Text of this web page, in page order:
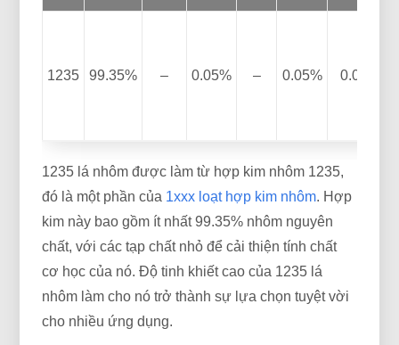
1235 99.35% – 0.05% – 0.05%
0.05%
1235 lá nhôm được làm từ hợp kim nhôm 1235,
đó là một phần của 1xxx loạt hợp kim nhôm. Hợp
kim này bao gồm ít nhất 99.35% nhôm nguyên
chất, với các tạp chất nhỏ để cải thiện tính chất
cơ học của nó. Độ tinh khiết cao của 1235 lá
nhôm làm cho nó trở thành sự lựa chọn tuyệt vời
cho nhiều ứng dụng.